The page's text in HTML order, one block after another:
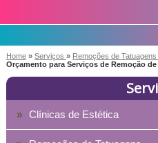
Home » Serviços » Remoções de Tatuagens
Orçamento para Serviços de Remoção
Clínicas de Estética